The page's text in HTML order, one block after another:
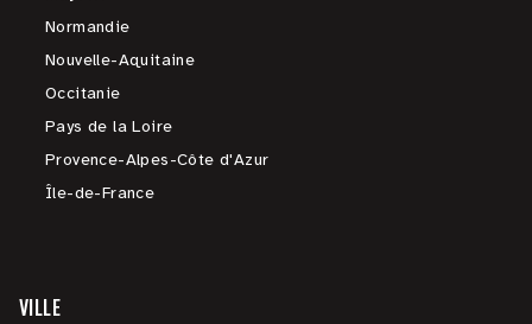
Normandie
Nouvelle-Aquitaine
Occitanie
Pays de la Loire
Provence-Alpes-Côte d'Azur
Île-de-France
VILLE